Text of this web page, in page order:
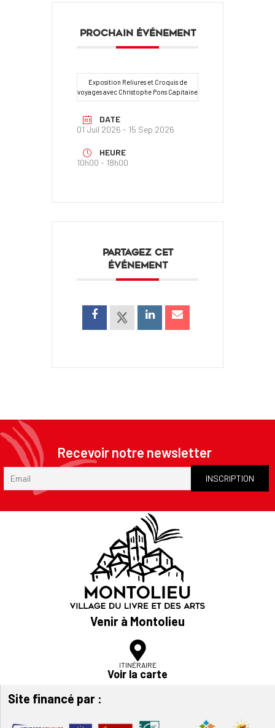
PROCHAIN ÉVÉNEMENT
Exposition Reliures et Croquis de
voyages avec Christophe Pons Capitaine
DATE
01 Juil 2026 - 15 Sep 2026
HEURE
10h00 - 18h00
PARTAGEZ CET
ÉVÉNEMENT
Recevoir notre newsletter
Venir à Montolieu
ITINÉRAIRE
Voir la carte
Site financé par :